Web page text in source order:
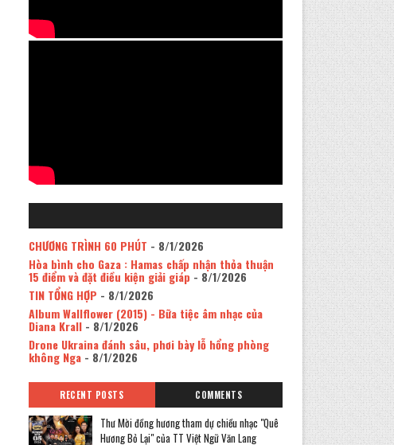
CHƯƠNG TRÌNH 60 PHÚT - 8/1/2026
Hòa bình cho Gaza : Hamas chấp nhận thỏa thuận
15 điểm và đặt điều kiện giải giáp - 8/1/2026
TIN TỔNG HỢP - 8/1/2026
Album Wallflower (2015) - Bữa tiệc âm nhạc của
Diana Krall- 8/1/2026
Drone Ukraina đánh sâu, phơi bày lỗ hổng phòng
không Nga- 8/1/2026
RECENT POSTS COMMENTS
Thư Mời đồng hương tham dự chiều nhạc "Quê
Hương Bỏ Lại" của TT Việt Ngữ Văn Lang